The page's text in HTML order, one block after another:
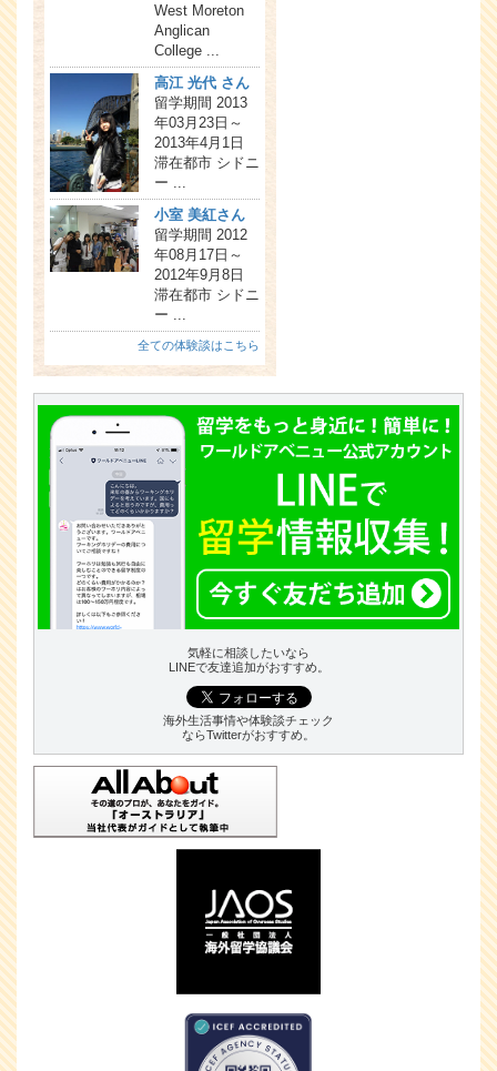
West Moreton
Anglican
College ...
高江 光代 さん
留学期間 2013
年03月23日～
2013年4月1日
滞在都市 シドニ
ー ...
小室 美紅さん
留学期間 2012
年08月17日～
2012年9月8日
滞在都市 シドニ
ー ...
全ての体験談はこちら
気軽に相談したいなら
LINEで友達追加がおすすめ。
海外生活事情や体験談チェック
ならTwitterがおすすめ。